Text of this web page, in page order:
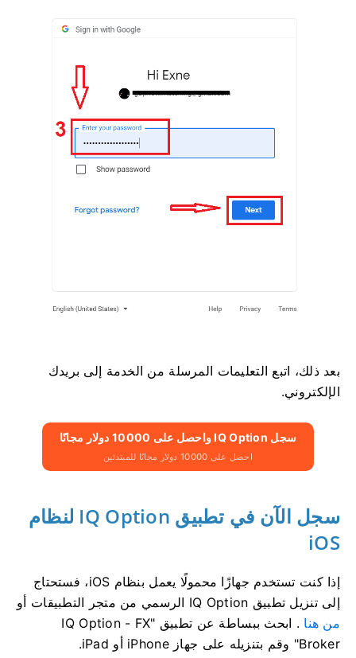
بعد ذلك، اتبع التعليمات المرسلة من الخدمة إلى بريدك
الإلكتروني.
سجل IQ Option واحصل على 10000 دولار مجانًا
احصل على 10000 دولار مجانًا للمبتدئين
سجل الآن في تطبيق IQ Option لنظام
iOS
إذا كنت تستخدم جهازًا محمولًا يعمل بنظام iOS، فستحتاج
إلى تنزيل تطبيق IQ Option الرسمي من متجر التطبيقات أو
من هنا
. ابحث ببساطة عن تطبيق "IQ Option - FX
Broker" وقم بتنزيله على جهاز iPhone أو iPad.